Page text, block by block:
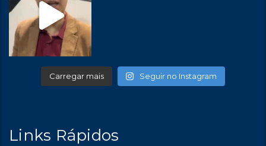
Carregar mais Seguir no Instagram
Links Rápidos